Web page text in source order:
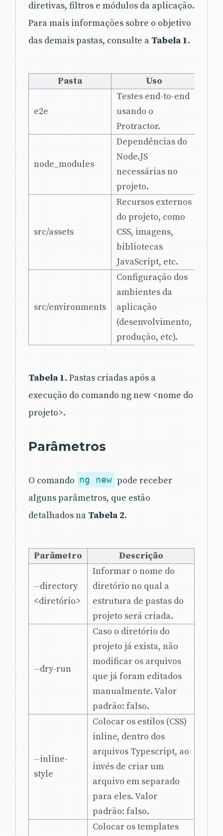
diretivas, filtros e módulos da aplicação.
Para mais informações sobre o objetivo
das demais pastas, consulte a Tabela 1.
Pasta Uso
e2e
Testes end-to-end
usando o
Protractor.
node_modules
Dependências do
Node.JS
necessárias no
projeto.
src/assets
Recursos externos
do projeto, como
CSS, imagens,
bibliotecas
JavaScript, etc.
src/environments
Configuração dos
ambientes da
aplicação
(desenvolvimento,
produção, etc).
Tabela 1. Pastas criadas após a
execução do comando ng new <nome do
projeto>.
Parâmetros
O comando ng new pode receber
alguns parâmetros, que estão
detalhados na Tabela 2.
Parâmetro Descrição
--directory
<diretório>
Informar o nome do
diretório no qual a
estrutura de pastas do
projeto será criada.
--dry-run
Caso o diretório do
projeto já exista, não
modificar os arquivos
que já foram editados
manualmente. Valor
padrão: falso.
--inline-
style
Colocar os estilos (CSS)
inline, dentro dos
arquivos Typescript, ao
invés de criar um
arquivo em separado
para eles. Valor
padrão: falso.
Colocar os templates